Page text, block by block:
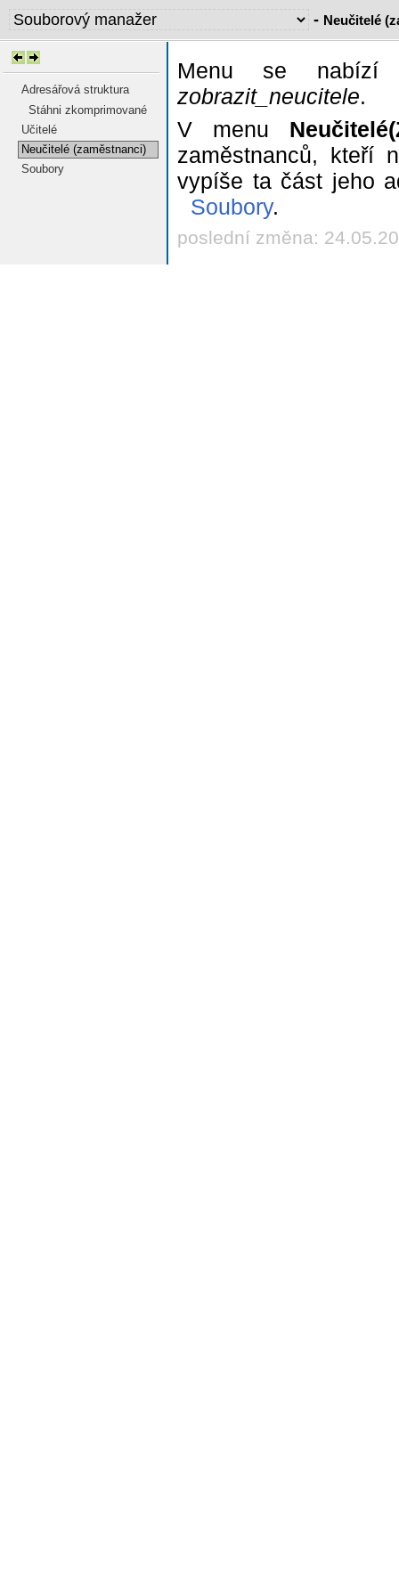
- Neučitelé
Adresářová struktura
Stáhni zkomprimované
Učitelé
Neučitelé (zaměstnanci)
Soubory
Menu se nabízí
zobrazit_neucitele.
V menu
zaměstnanců, kteří
vypíše ta část jeho
Soubory.
poslední změna: